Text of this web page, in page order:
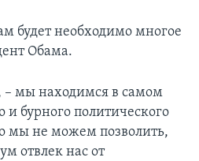
будет необходимо многое
Обама.
– мы находимся в самом
и бурного политического
мы не можем позволить,
отвлек нас от